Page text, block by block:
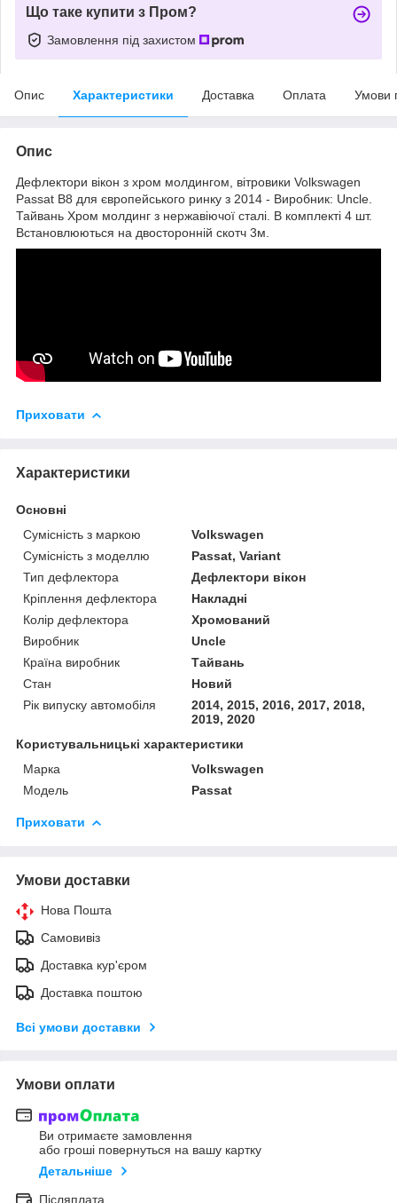
Що таке купити з Пром?
Замовлення під захистом
Опис Характеристики Доставка Оплата Умови
Опис
Дефлектори вікон з хром молдингом, вітровики Volkswagen
Passat B8 для європейського ринку з 2014 - Виробник: Uncle.
Тайвань Хром молдинг з нержавіючої сталі. В комплекті 4 шт.
Встановлюються на двосторонній скотч 3м.
Приховати
Характеристики
Основні
Сумісність з маркою
Volkswagen
Сумісність з моделлю
Passat, Variant
Тип дефлектора
Дефлектори вікон
Кріплення дефлектора
Накладні
Колір дефлектора
Хромований
Виробник
Uncle
Країна виробник
Тайвань
Стан
Новий
Рік випуску автомобіля
2014, 2015, 2016, 2017, 2018,
2019, 2020
Користувальницькі характеристики
Марка
Volkswagen
Модель
Passat
Приховати
Умови доставки
Нова Пошта
Самовивіз
Доставка кур'єром
Доставка поштою
Всі умови доставки
Умови оплати
Ви отримаєте замовлення
або гроші повернуться на вашу картку
Детальніше
Післяплата